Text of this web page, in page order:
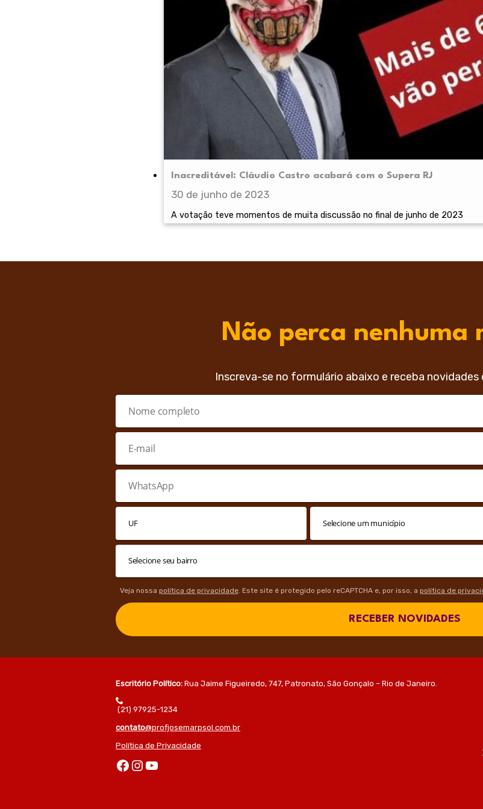
Inacreditável: Cláudio Castro acabará com o Supera RJ
30 de junho de 2023
A votação teve momentos de muita discussão no final de junho de 2023
Não perca nenhuma
Inscreva-se no formulário abaixo e receba
Veja nossa política de privacidade. Este site é protegido pelo reCAPTCHA e, por isso, a política de
RECEBER NOVIDADES
Escritório Político: Rua Jaime Figueiredo, 747, Patronato, São Gonçalo – Rio de Janeiro.
(21) 97925-1234
contato@profjosemarpsol.com.br
Política de Privacidade
Facebook Instagram Youtube